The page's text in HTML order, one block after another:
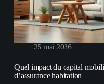
25 mai 2026
Quel impact du capital
d’assurance habitation